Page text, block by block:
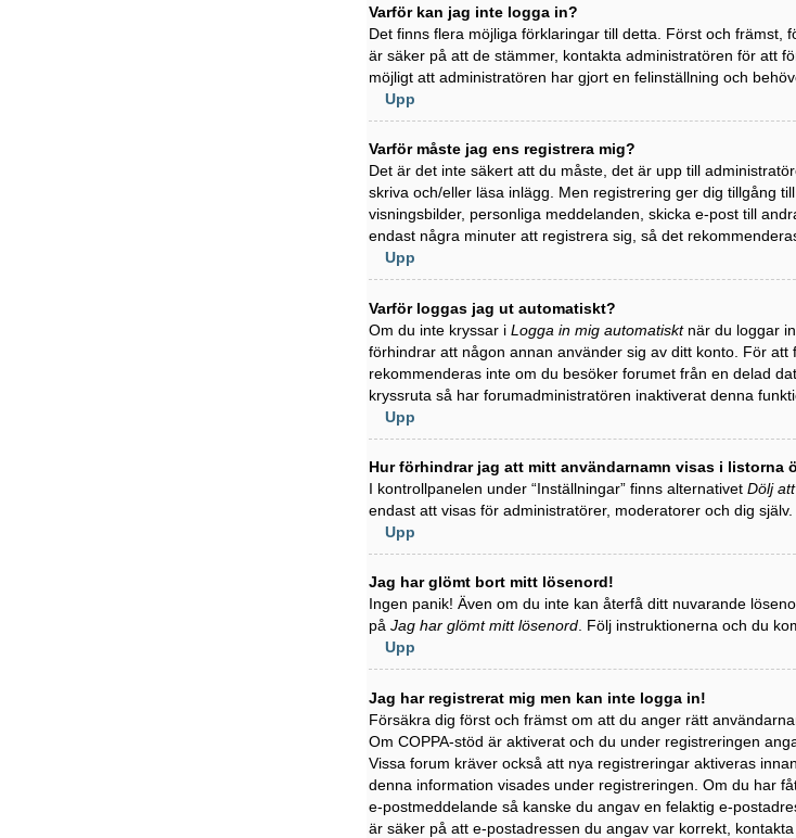
Varför kan jag inte logga in?
Det finns flera möjliga förklaringar till detta. Först och främst,
är säker på att de stämmer, kontakta administratören för att
möjligt att administratören har gjort en felinställning och
Upp
Varför måste jag ens registrera mig?
Det är det inte säkert att du måste, det är upp till
skriva och/eller läsa inlägg. Men registrering ger dig tillgång
visningsbilder, personliga meddelanden, skicka e-post till
endast några minuter att registrera sig, så det
Upp
Varför loggas jag ut automatiskt?
Om du inte kryssar i Logga in mig automatisktnär du loggar
förhindrar att någon annan använder sig av ditt konto. För
rekommenderas inte om du besöker forumet från en delad
kryssruta så har forumadministratören inaktiverat denna
Upp
Hur förhindrar jag att mitt användarnamn visas i listorna
I kontrollpanelen under “Inställningar” finns alternativet Dölj
endast att visas för administratörer, moderatorer och dig
Upp
Jag har glömt bort mitt lösenord!
Ingen panik! Även om du inte kan återfå ditt nuvarande
på Jag har glömt mitt lösenord. Följ instruktionerna och du
Upp
Jag har registrerat mig men kan inte logga in!
Försäkra dig först och främst om att du anger rätt
Om COPPA-stöd är aktiverat och du under registreringen
Vissa forum kräver också att nya registreringar aktiveras
denna information visades under registreringen. Om du har
e-postmeddelande så kanske du angav en felaktig e-
är säker på att e-postadressen du angav var korrekt, kontakta